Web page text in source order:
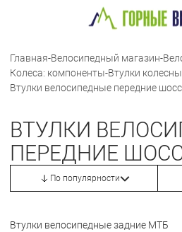
Главная-Велосипедный магазин-
Колеса: компоненты-Втулки
Втулки велосипедные передние
ВТУЛКИ
ПЕРЕДНИЕ
По популярности
Втулки велосипедные задние МТБ